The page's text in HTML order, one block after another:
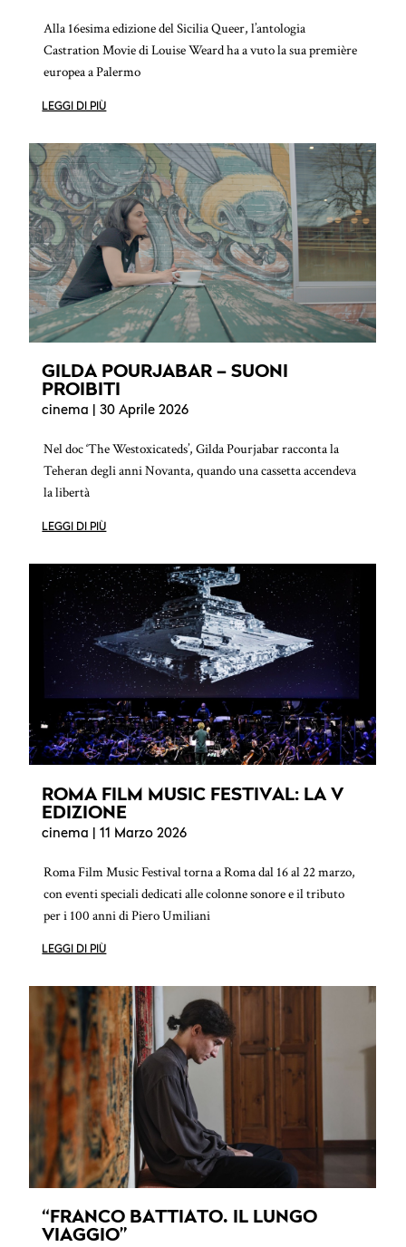
Alla 16esima edizione del Sicilia Queer, l’antologia
Castration Movie di Louise Weard ha a vuto la sua première
europea a Palermo
LEGGI DI PIÙ
GILDA POURJABAR – SUONI
PROIBITI
cinema | 30 Aprile 2026
Nel doc ‘The Westoxicateds’, Gilda Pourjabar racconta la
Teheran degli anni Novanta, quando una cassetta accendeva
la libertà
LEGGI DI PIÙ
ROMA FILM MUSIC FESTIVAL: LA V
EDIZIONE
cinema | 11 Marzo 2026
Roma Film Music Festival torna a Roma dal 16 al 22 marzo,
con eventi speciali dedicati alle colonne sonore e il tributo
per i 100 anni di Piero Umiliani
LEGGI DI PIÙ
“FRANCO BATTIATO. IL LUNGO
VIAGGIO”